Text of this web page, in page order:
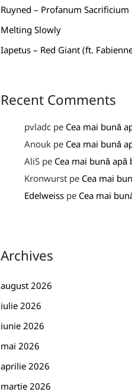
Ruyned – Profanum Sacrificium
Melting Slowly
Iapetus – Red Giant (ft.
Recent Comments
pvladcpe Cea mai bună
Anoukpe Cea mai bună
AliSpe Cea mai bună apă
Kronwurstpe Cea mai
Edelweisspe Cea mai
Archives
august 2026
iulie 2026
iunie 2026
mai 2026
aprilie 2026
martie 2026